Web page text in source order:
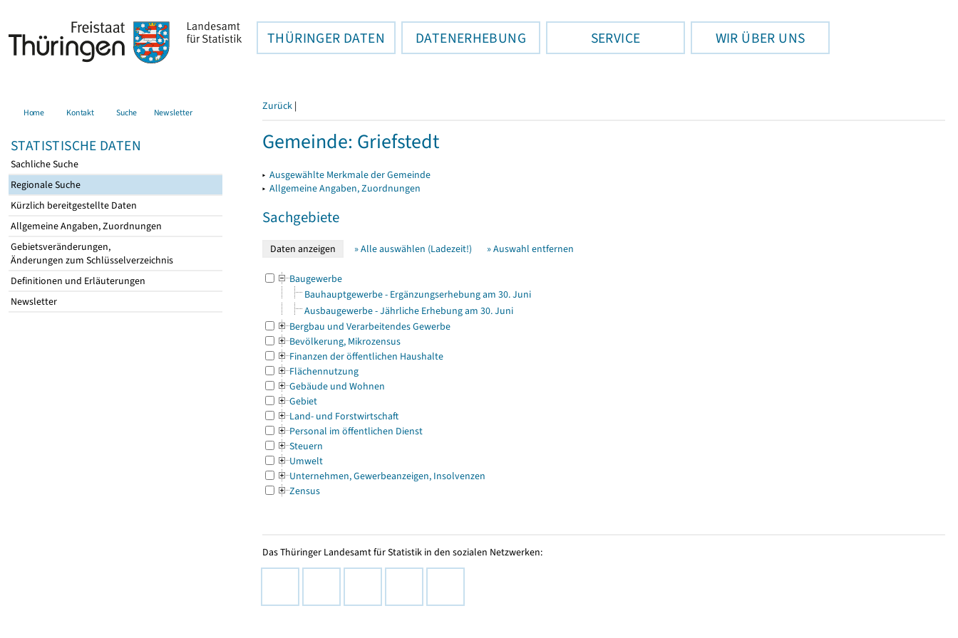
THÜRINGER DATEN DATENERHEBUNG SERVICE WIR ÜBER UNS
Home Kontakt Suche Newsletter
STATISTISCHE DATEN
Sachliche Suche
Regionale Suche
Kürzlich bereitgestellte Daten
Allgemeine Angaben, Zuordnungen
Gebietsveränderungen,
Änderungen zum Schlüsselverzeichnis
Definitionen und Erläuterungen
Newsletter
Zurück |
Gemeinde: Griefstedt
▸ Ausgewählte Merkmale der Gemeinde
▸ Allgemeine Angaben, Zuordnungen
Sachgebiete
» Alle auswählen (Ladezeit!) » Auswahl entfernen
Baugewerbe
Bauhauptgewerbe - Ergänzungserhebung am 30. Juni
Ausbaugewerbe - Jährliche Erhebung am 30. Juni
Bergbau und Verarbeitendes Gewerbe
Bevölkerung, Mikrozensus
Finanzen der öffentlichen Haushalte
Flächennutzung
Gebäude und Wohnen
Gebiet
Land- und Forstwirtschaft
Personal im öffentlichen Dienst
Steuern
Umwelt
Unternehmen, Gewerbeanzeigen, Insolvenzen
Zensus
Das Thüringer Landesamt für Statistik in den sozialen Netzwerken: